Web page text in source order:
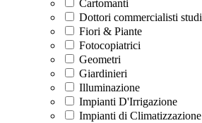
Cartomanti
Dottori commercialisti studi
Fiori & Piante
Fotocopiatrici
Geometri
Giardinieri
Illuminazione
Impianti D'Irrigazione
Impianti di Climatizzazione